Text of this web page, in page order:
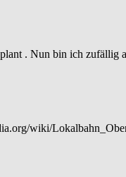
. Nun bin ich zufällig
wiki/